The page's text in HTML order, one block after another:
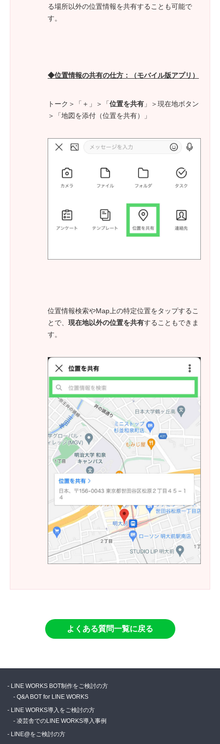
る場所以外の位置情報を共有することも可能で
す。
◆位置情報の共有の仕方：（モバイル版アプリ）
トーク＞「＋」＞「位置を共有 」＞現在地ボタン
＞「地図を添付（位置を共有）」
位置情報検索やMap上の特定位置をタップするこ
とで、 現在地以外の位置を共有することもできま
す。
よくある質問一覧に戻る
LINE WORKS BOT制作をご検討の方
Q&A BOT for LINE WORKS
LINE WORKS導入をご検討の方
凌芸舎でのLINE WORKS導入事例
LINE@をご検討の方